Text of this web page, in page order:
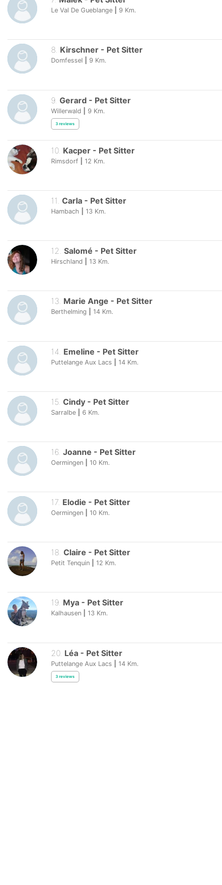
Le Val De Gueblange 9 Km.
8. Kirschner - Pet Sitter
Domfessel 9 Km.
9 Gerard - Pet Sitter
Willerwald 9 Km.
3 reviews
10. Kacper - Pet Sitter
Rimsdorf 12 Km.
11 Carla - Pet Sitter
Hambach 13 Km.
12. Salomé - Pet Sitter
Hirschland 13 Km.
13. Marie Ange - Pet Sitter
Berthelming 14 Km.
14 Emeline - Pet Sitter
Puttelange Aux Lacs 14 Km.
15 Cindy - Pet Sitter
Sarralbe 6 Km.
16 Joanne - Pet Sitter
Oermingen 10 Km.
17. Elodie - Pet Sitter
Oermingen 10 Km.
18. Claire - Pet Sitter
Petit Tenquin 12 Km.
19. Mya - Pet Sitter
Kalhausen 13 Km.
20. Léa - Pet Sitter
Puttelange Aux Lacs 14 Km.
3 reviews